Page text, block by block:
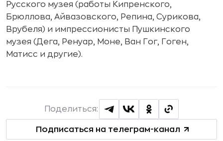
Русского музея (работы Кипренского,
Брюллова, Айвазовского, Репина, Сурикова,
Врубеля) и импрессионисты Пушкинского
музея (Дега, Ренуар, Моне, Ван Гог, Гоген,
Матисс и другие).
Подписаться на телеграм-канал
Поделиться: